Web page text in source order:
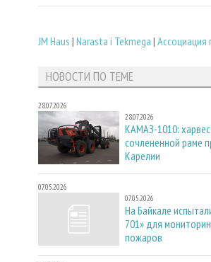
JM Haus | Narasta i Tekmega |
НОВОСТИ ПО ТЕМЕ
28.07.2026
28.07.2026
КАМАЗ-1010:
сочлененной раме
Карелии
07.05.2026
07.05.2026
На Байкале
701» для
пожаров